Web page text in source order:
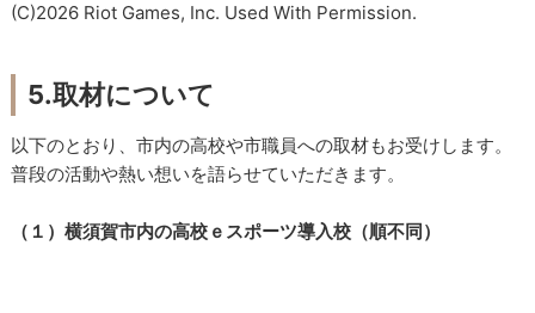
(C)2026 Riot Games, Inc. Used With Permission.
5.取材について
以下のとおり、市内の高校や市職員への取材もお受けします。
普段の活動や熱い想いを語らせていただきます。
（１）横須賀市内の高校ｅスポーツ導入校（順不同）